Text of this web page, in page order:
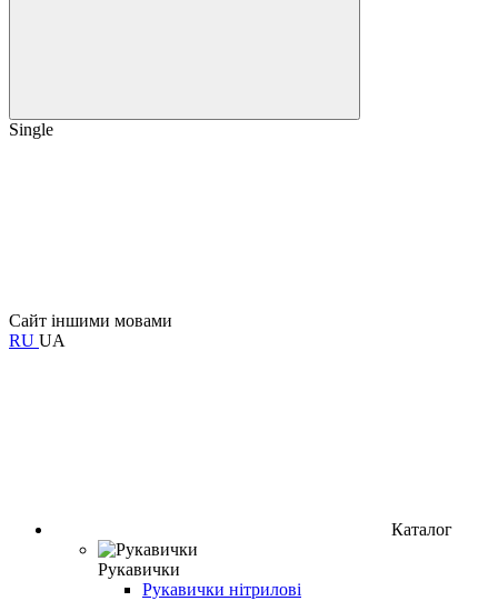
Single
Сайт іншими мовами
RU UA
Каталог
Рукавички
Рукавички нітрилові